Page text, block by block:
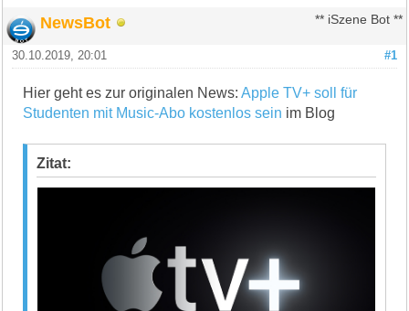
NewsBot ** iSzene Bot **
#1
30.10.2019, 20:01
Hier geht es zur originalen News:Apple TV+ soll für
Studenten mit Music-Abo kostenlos sein im Blog
Zitat: